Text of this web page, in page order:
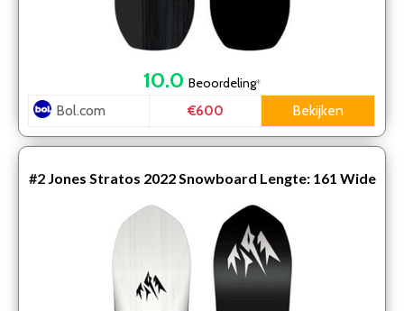
10.0 Beoordeling*
Bol.com €600 Bekijken
#2 Jones Stratos 2022 Snowboard Lengte: 161 Wide